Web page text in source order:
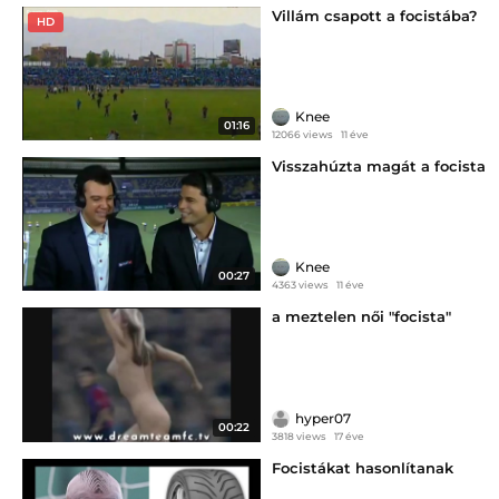
HD
01:16
Villám csapott a focistába?
Knee
12066 views 11 éve
00:27
Visszahúzta magát a focista
Knee
4363 views 11 éve
00:22
a meztelen női "focista"
hyper07
3818 views 17 éve
Focistákat hasonlítanak